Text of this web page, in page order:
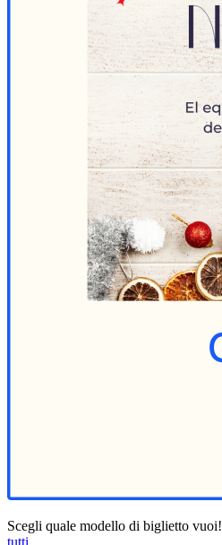
Scegli quale modello di biglietto vuoi!
tutti.